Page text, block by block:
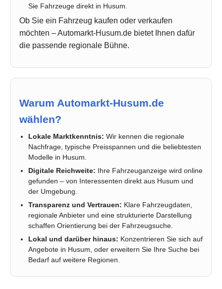
Sie Fahrzeuge direkt in Husum.
Ob Sie ein Fahrzeug kaufen oder verkaufen
möchten – Automarkt-Husum.de bietet Ihnen dafür
die passende regionale Bühne.
Warum Automarkt-Husum.de
wählen?
Lokale Marktkenntnis: Wir kennen die regionale
Nachfrage, typische Preisspannen und die beliebtesten
Modelle in Husum.
Digitale Reichweite: Ihre Fahrzeuganzeige wird online
gefunden – von Interessenten direkt aus Husum und
der Umgebung.
Transparenz und Vertrauen: Klare Fahrzeugdaten,
regionale Anbieter und eine strukturierte Darstellung
schaffen Orientierung bei der Fahrzeugsuche.
Lokal und darüber hinaus: Konzentrieren Sie sich auf
Angebote in Husum, oder erweitern Sie Ihre Suche bei
Bedarf auf weitere Regionen.